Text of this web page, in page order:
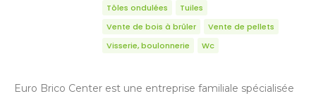
Tôles ondulées
Tuiles
Vente de bois à brûler
Vente de pellets
Visserie, boulonnerie
Wc
Euro Brico Center est une entreprise familiale spécialisée